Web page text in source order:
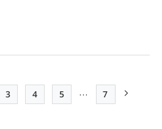
Page
3
Page
4
Page
5 …
最終ページ
7